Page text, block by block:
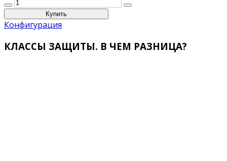
Конфигурация
КЛАССЫ ЗАЩИТЫ. В ЧЕМ РАЗНИЦА?